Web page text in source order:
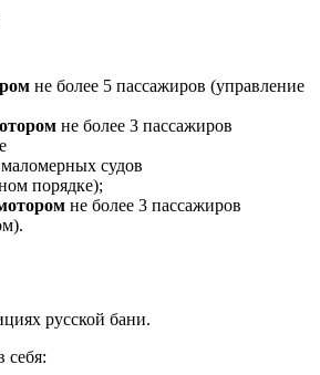
не более 5 пассажиров (управление
не более 3 пассажиров
судов
порядке);
не более 3 пассажиров
русской бани.
себя: